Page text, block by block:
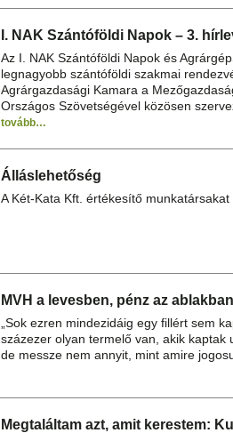
I. NAK Szántóföldi Napok – 3.
Az I. NAK Szántóföldi Napok és
legnagyobb szántóföldi szakmai
Agrárgazdasági Kamara a
Országos Szövetségével közösen
tovább…
Álláslehetőség
A Két-Kata Kft. értékesítő
MVH a levesben, pénz az
„Sok ezren mindezidáig egy fillért sem
százezer olyan termelő van, akik kaptak
de messze nem annyit, mint amire
Megtaláltam azt, amit kerestem: